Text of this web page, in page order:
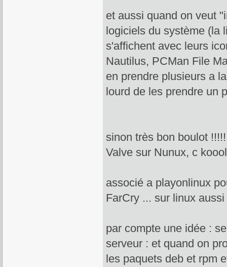
et aussi quand on veut
logiciels du système (la
s'affichent avec leurs
Nautilus, PCMan File
en prendre plusieurs a
lourd de les prendre un
sinon très bon boulot
Valve sur Nunux, c
associé a playonlinux
FarCry ... sur linux
par compte une idée :
serveur : et quand on
les paquets deb et rpm